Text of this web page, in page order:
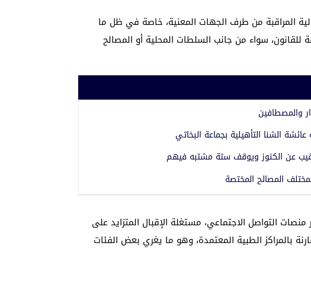
المراقبة من طرف الجهات المعنية، خاصة في ظل ما
سواء من جانب السلطات المحلية أو المصالح
والمصطافين
عائشة الشنا التأهيلية بجماعة البخاتي
عن الكنوز ويوقف ستة مشتبه فيهم
المصالح المختصة
التواصل الاجتماعي، مستغلة الإقبال المتزايد على
بالمراكز الطبية المعتمدة، وهو ما يغري بعض الفئات